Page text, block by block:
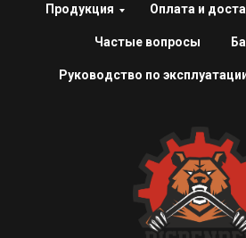
Продукция Оплата и
Частые вопросы
Руководство по